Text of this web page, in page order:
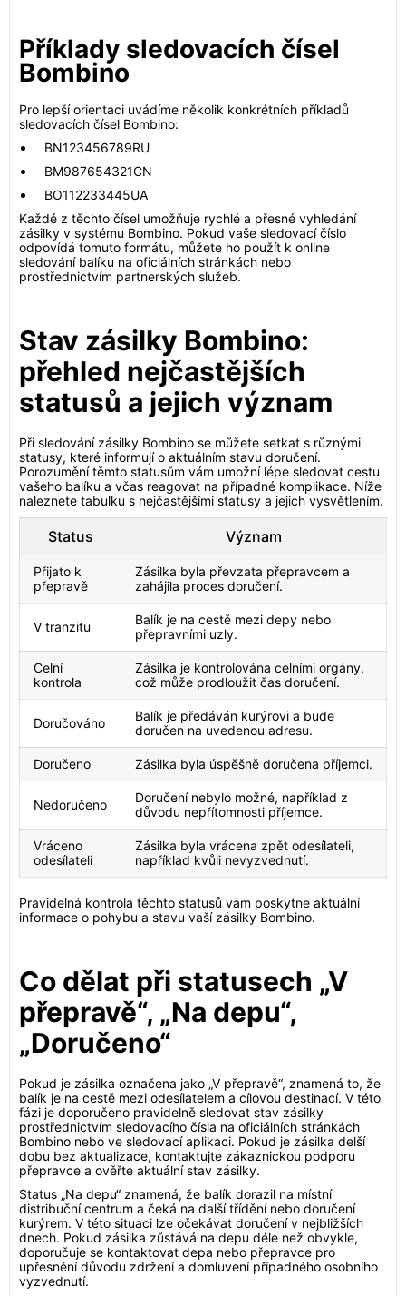
Příklady sledovacích čísel
Bombino
Pro lepší orientaci uvádíme několik konkrétních příkladů
sledovacích čísel Bombino:
BN123456789RU
BM987654321CN
BO112233445UA
Každé z těchto čísel umožňuje rychlé a přesné vyhledání
zásilky v systému Bombino. Pokud vaše sledovací číslo
odpovídá tomuto formátu, můžete ho použít k online
sledování balíku na oficiálních stránkách nebo
prostřednictvím partnerských služeb.
Stav zásilky Bombino:
přehled nejčastějších
statusů a jejich význam
Při sledování zásilky Bombino se můžete setkat s různými
statusy, které informují o aktuálním stavu doručení.
Porozumění těmto statusům vám umožní lépe sledovat cestu
vašeho balíku a včas reagovat na případné komplikace. Níže
naleznete tabulku s nejčastějšími statusy a jejich vysvětlením.
Status Význam
Přijato k
přepravě
Zásilka byla převzata přepravcem a
zahájila proces doručení.
V tranzitu
Balík je na cestě mezi depy nebo
přepravními uzly.
Celní
kontrola
Zásilka je kontrolována celními orgány,
což může prodloužit čas doručení.
Doručováno
Balík je předáván kurýrovi a bude
doručen na uvedenou adresu.
Doručeno Zásilka byla úspěšně doručena příjemci.
Nedoručeno
Doručení nebylo možné, například z
důvodu nepřítomnosti příjemce.
Vráceno
odesílateli
Zásilka byla vrácena zpět odesílateli,
například kvůli nevyzvednutí.
Pravidelná kontrola těchto statusů vám poskytne aktuální
informace o pohybu a stavu vaší zásilky Bombino.
Co dělat při statusech „V
přepravě“, „Na depu“,
„Doručeno“
Pokud je zásilka označena jako „V přepravě“, znamená to, že
balík je na cestě mezi odesílatelem a cílovou destinací. V této
fázi je doporučeno pravidelně sledovat stav zásilky
prostřednictvím sledovacího čísla na oficiálních stránkách
Bombino nebo ve sledovací aplikaci. Pokud je zásilka delší
dobu bez aktualizace, kontaktujte zákaznickou podporu
přepravce a ověřte aktuální stav zásilky.
Status „Na depu“ znamená, že balík dorazil na místní
distribuční centrum a čeká na další třídění nebo doručení
kurýrem. V této situaci lze očekávat doručení v nejbližších
dnech. Pokud zásilka zůstává na depu déle než obvykle,
doporučuje se kontaktovat depa nebo přepravce pro
upřesnění důvodu zdržení a domluvení případného osobního
vyzvednutí.